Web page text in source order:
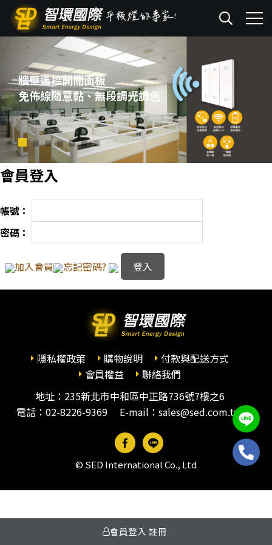
會員登入 註冊
牆壁遙控開關面板
免佈線隨意黏、無段調光調色
會員登入
帳號：
密碼：
加入會員 忘記密碼?
隱私權政策 購物說明
付款與配送方式
會員權益
聯絡我們
地址：235新北市中和區中正路736號7樓之6
電話： 02-8226-9369 E-mail：sales@sed.com.tw
© SED International Co., Ltd